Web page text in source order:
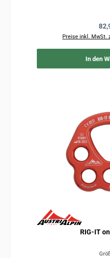
Preise inkl. MwSt.
In den
RIG-IT